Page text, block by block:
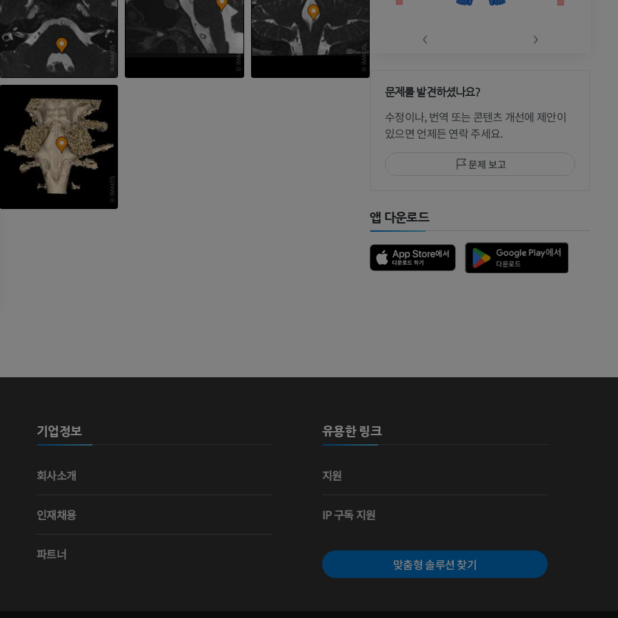
손 MRI
MRI
프리미엄
팔 방사선촬영
방사선 사진
프리미엄
팔
삽화
무릎 MRI
MRI
다리 혈관조영술
‹ ›
문제를 발견하셨나요?
수정이나, 번역 또는 콘텐츠 개선에 제안이
있으면 언제든 연락 주세요.
문제 보고
앱 다운로드
기업정보
회사소개
인재채용
파트너
유용한 링크
지원
IP 구독 지원
맞춤형 솔루션 찾기